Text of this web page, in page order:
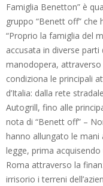
Famiglia Benetton” è
gruppo “Benett off” che
“Proprio la famiglia del
accusata in diverse
manodopera,
condiziona le principali
d’Italia: dalla rete
Autogrill, fino alle
nota di “Benett off” –
hanno allungato le mani
legge, prima
Roma attraverso la
irrisorio i terreni